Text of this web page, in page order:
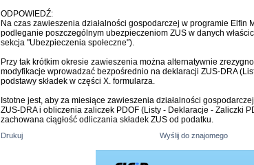
ODPOWIEDŹ:
Na czas zawieszenia działalności gospodarczej w programie Elfin
podleganie poszczególnym ubezpieczeniom ZUS w danych
sekcja "Ubezpieczenia społeczne").
Przy tak krótkim okresie zawieszenia można alternatywnie
modyfikacje wprowadzać bezpośrednio na deklaracji ZUS-DRA
podstawy składek w części X. formularza.
Istotne jest, aby za miesiące zawieszenia działalności
ZUS-DRA i obliczenia zaliczek PDOF (Listy - Deklaracje - Zaliczki
zachowana ciągłość odliczania składek ZUS od podatku.
Drukuj Wyślij do znajomego